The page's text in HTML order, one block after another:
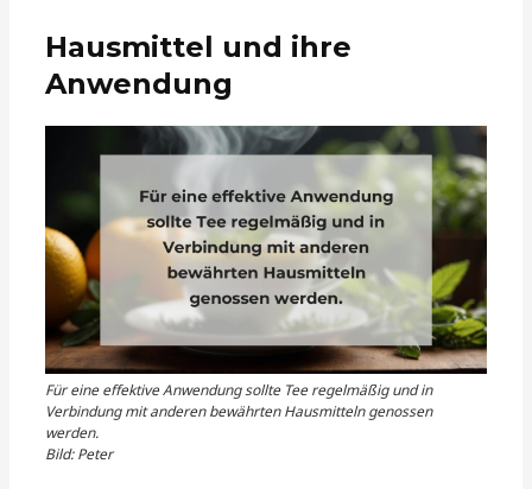
Hausmittel und ihre
Anwendung
Für eine effektive Anwendung sollte Tee regelmäßig und in
Verbindung mit anderen bewährten Hausmitteln genossen
werden.
Bild: Peter